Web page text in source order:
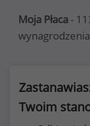
Moja Płaca -
Twoim